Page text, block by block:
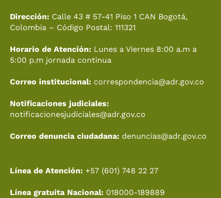
o
o
k
g
r
m
b
e
t
r
d
Dirección: Calle 43 # 57-41 Piso 1 CAN Bogotá,
Colombia – Código Postal: 111321
Horario de Atención: Lunes a Viernes 8:00 a.m a
5:00 p.m jornada continua
Correo institucional: correspondencia@adr.gov.co
Notificaciones judiciales:
notificacionesjudiciales@adr.gov.co
Correo denuncia ciudadana: denuncias@adr.gov.co
Línea de Atención: +57 (601) 748 22 27
Línea gratuita Nacional: 018000-189889